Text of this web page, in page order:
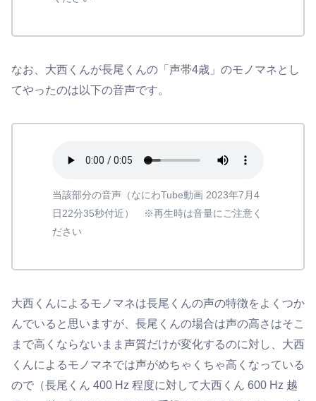
なお、大西くんが長尾くんの「声帯4歳」のモノマネとし
てやったのは以下の音声です。
当該部分の音声（なにわTube動画 2023年7月4
日22分35秒付近） ※再生時は音量にご注意く
ださい
大西くんによるモノマネは長尾くんの声の特徴をよくつか
んでいると思いますが、長尾くんの場合は声の高さはそこ
まで高くならないまま声質だけが変化するのに対し、大西
くんによるモノマネでは声がめちゃくちゃ高くなっている
ので（長尾くん 400 Hz 程度に対して大西くん 600 Hz 越